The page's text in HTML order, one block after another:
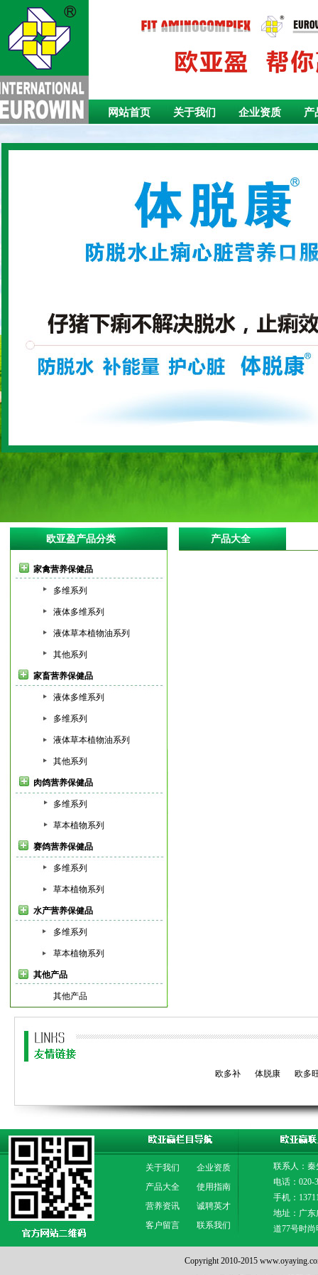
网站首页 关于我们 企业资质 产
欧亚盈产品分类
家禽营养保健品
多维系列
液体多维系列
液体草本植物油系列
其他系列
家畜营养保健品
液体多维系列
多维系列
液体草本植物油系列
其他系列
肉鸽营养保健品
多维系列
草本植物系列
赛鸽营养保健品
多维系列
草本植物系列
水产营养保健品
多维系列
草本植物系列
其他产品
其他产品
产品大全
欧多补 体脱康 欧多
关于我们
企业资质
产品大全
使用指南
营养资讯
诚聘英才
客户留言
联系我们
联系人：秦
电话：020-
手机：
地址：广
道77号时尚
Copyright 2010-2015